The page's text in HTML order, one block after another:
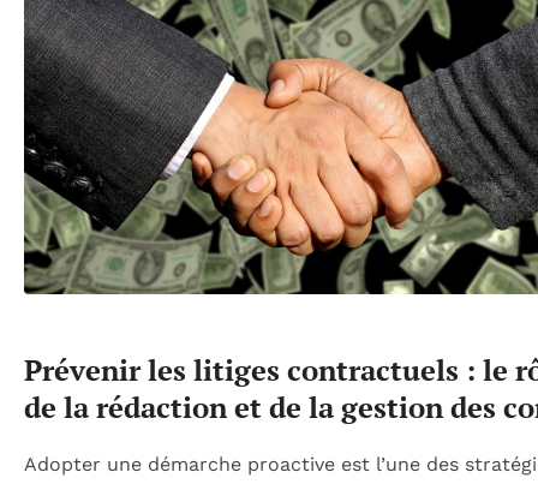
Prévenir les litiges contractuels : le
de la rédaction et de la gestion des
Adopter une démarche proactive est l’une des